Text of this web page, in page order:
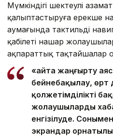
Мүмкіндігі шектеулі
қалыптастыруға ерекше
аумағында тактильді
қабілеті нашар
ақпараттық тақтайшалар
«Қайта жаңғырту
бейнебақылау, өрт
қолжетімділікті
жолаушыларды
енгізілуде.
экрандар